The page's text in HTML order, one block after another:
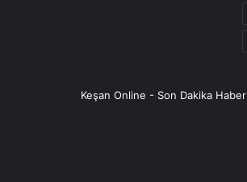
Keşan Online - Son Dakika Haber